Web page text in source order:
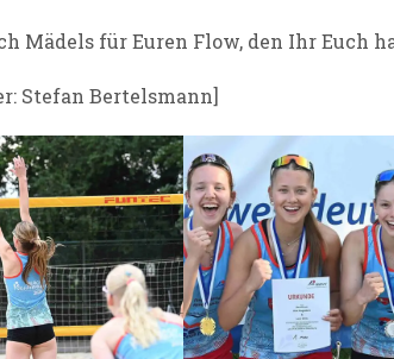
Mädels für Euren Flow, den Ihr Euch
Stefan Bertelsmann]